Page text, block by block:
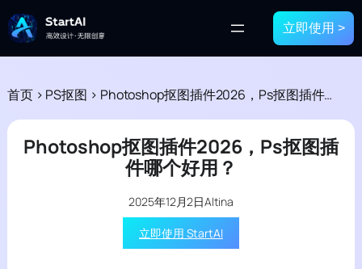
立即使用 >
首页 > PS抠图 > Photoshop抠图插件2026，Ps抠图插件哪个好用？
Photoshop抠图插件2026，Ps抠图插
件哪个好用？
2025年12月2日Altina
立即使用 StartAI